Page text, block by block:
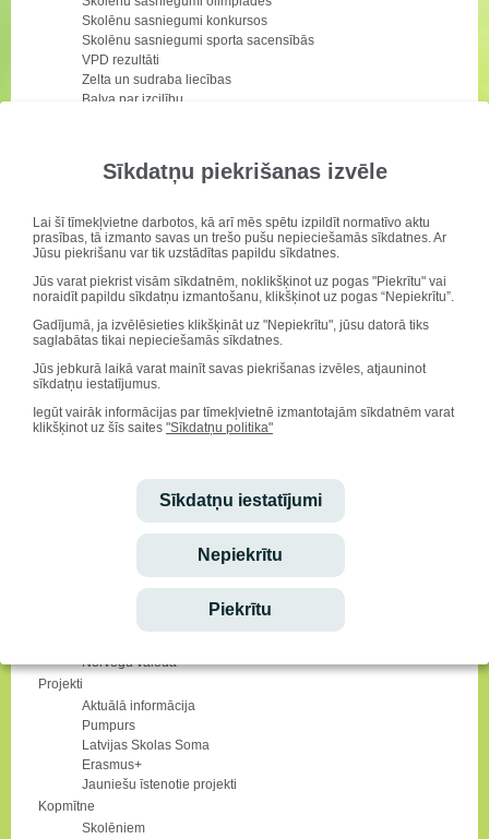
Sīkdatņu piekrišanas izvēle
Lai šī tīmekļvietne darbotos, kā arī mēs spētu izpildīt normatīvo aktu
prasības, tā izmanto savas un trešo pušu nepieciešamās sīkdatnes. Ar
Jūsu piekrišanu var tik uzstādītas papildu sīkdatnes.
Jūs varat piekrist visām sīkdatnēm, noklikšķinot uz pogas "Piekrītu" vai
noraidīt papildu sīkdatņu izmantošanu, klikšķinot uz pogas “Nepiekrītu”.
Gadījumā, ja izvēlēsieties klikšķināt uz "Nepiekrītu", jūsu datorā tiks
saglabātas tikai nepieciešamās sīkdatnes.
Jūs jebkurā laikā varat mainīt savas piekrišanas izvēles, atjauninot
sīkdatņu iestatījumus.
Iegūt vairāk informācijas par tīmekļvietnē izmantotajām sīkdatnēm varat
klikšķinot uz šīs saites "Sīkdatņu politika"
Sīkdatņu iestatījumi
Nepiekrītu
Piekrītu
Skolēnu sasniegumi konkursos
Skolēnu sasniegumi sporta sacensībās
VPD rezultāti
Zelta un sudraba liecības
Balva par izcilību
Skolēnu darbi
Uzņemšana
Kontakti
Grupas un darbinieki
Dienas rits
Iespējas
Notikumi
Karjeras izglītība
Karjeras konsultācijas un pasākumu plāns
Aktuālā informācija
Fondu un pašvaldības stipendijas
Absolventi
Ārpusstundu nodarbību piedāvājums
Aktuālie notikumi
Skolēnu mācību uzņēmumi (SMU)
Teātra sports
Norvēģu valoda
Projekti
Aktuālā informācija
Pumpurs
Latvijas Skolas Soma
Erasmus+
Jauniešu īstenotie projekti
Kopmītne
Skolēniem